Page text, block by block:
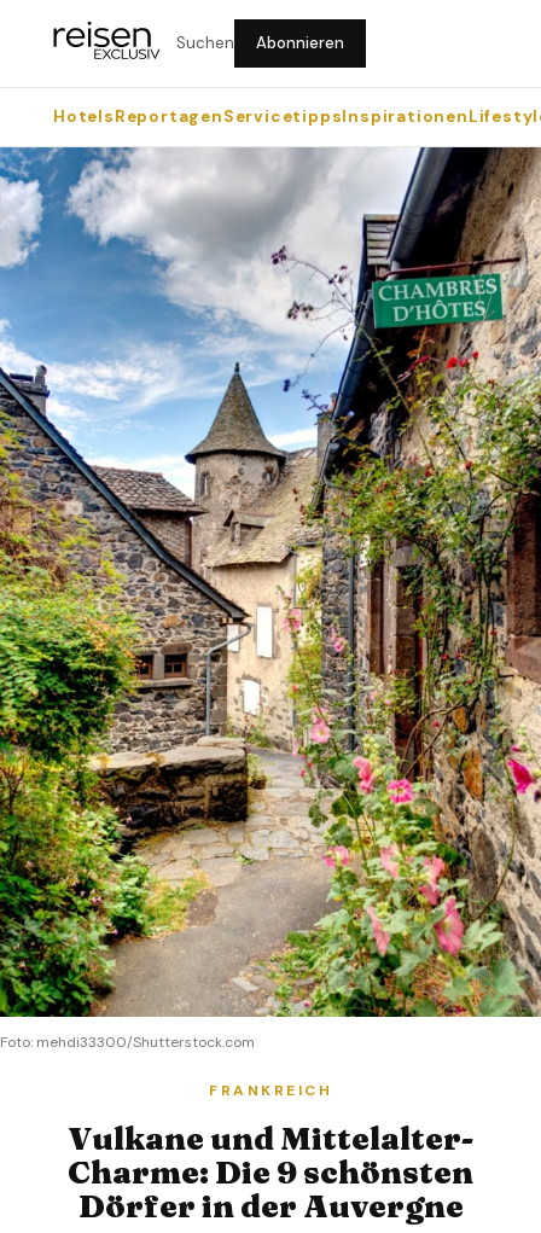
Suchen Abonnieren
HotelsReportagenServicetippsInspirationen
FRANKREICH
Vulkane und Mittelalter-
Charme: Die 9 schönsten
Dörfer in der Auvergne
Foto: mehdi33300/Shutterstock.com